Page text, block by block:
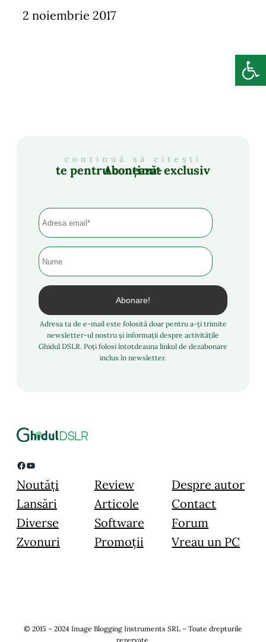
2 noiembrie 2017
continuă să citești
Abonează-te pentru conținut exclusiv
Adresa ta de e-mail este folosită doar pentru a-ți trimite
newsletter-ul nostru și informații despre activitățile
Ghidul DSLR. Poți folosi întotdeauna linkul de dezabonare
inclus în newsletter.
Facebook YouTube
Noutăți
Lansări
Diverse
Zvonuri
Review
Articole
Software
Promoții
Despre autor
Contact
Forum
Vreau un PC
© 2015 – 2024 Image Blogging Instruments SRL – Toate drepturile
rezervate.